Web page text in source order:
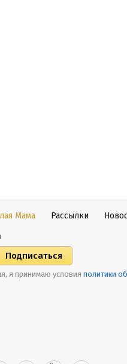
Мама Рассылки
я принимаю условия политики